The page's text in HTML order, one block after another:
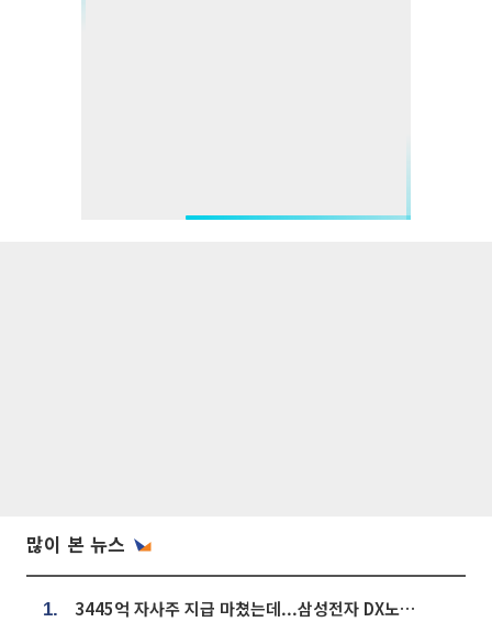
많이 본 뉴스
1. 3445억 자사주 지급 마쳤는데...삼성전자 DX노조, 뒤늦은 '떼쓰기 집회'